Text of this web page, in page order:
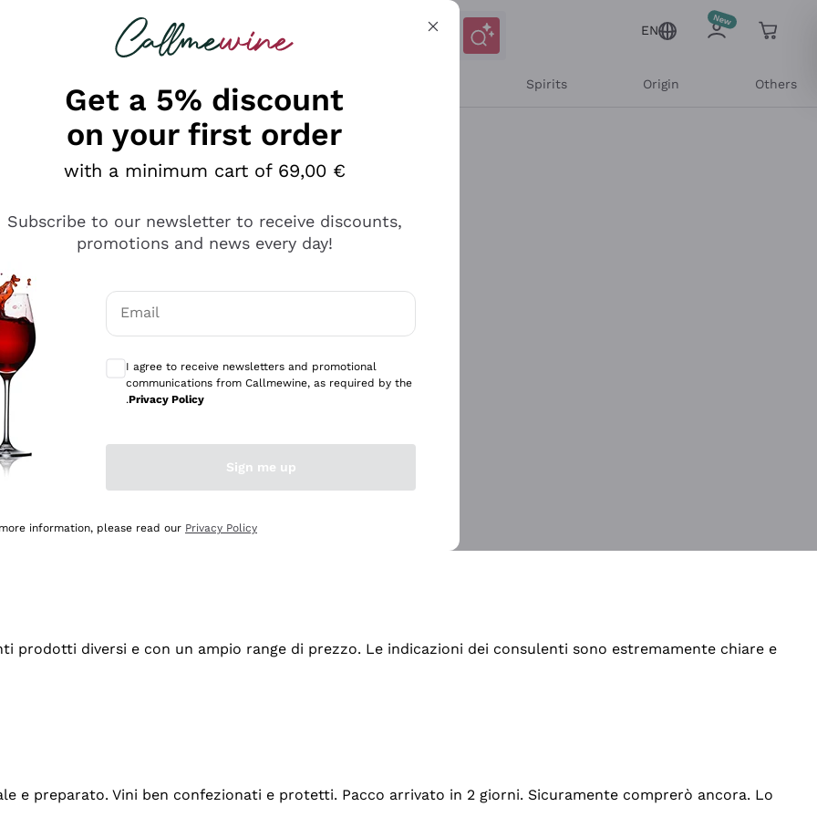
looking for
EN
Spirits Origin Others
professionalità
diversi e con un ampio range di prezzo. Le indicazioni dei consulenti sono estremamente chiare e
e preparato. Vini ben confezionati e protetti. Pacco arrivato in 2 giorni. Sicuramente comprerò ancora. Lo
Get a 5% discount
on your first order
with a minimum cart of 69,00 €
Subscribe to our newsletter to receive discounts,
promotions and news every day!
Email
I agree to receive newsletters and promotional
communications from Callmewine, as required by the
.Privacy Policy
Sign me up
information, please read our Privacy Policy